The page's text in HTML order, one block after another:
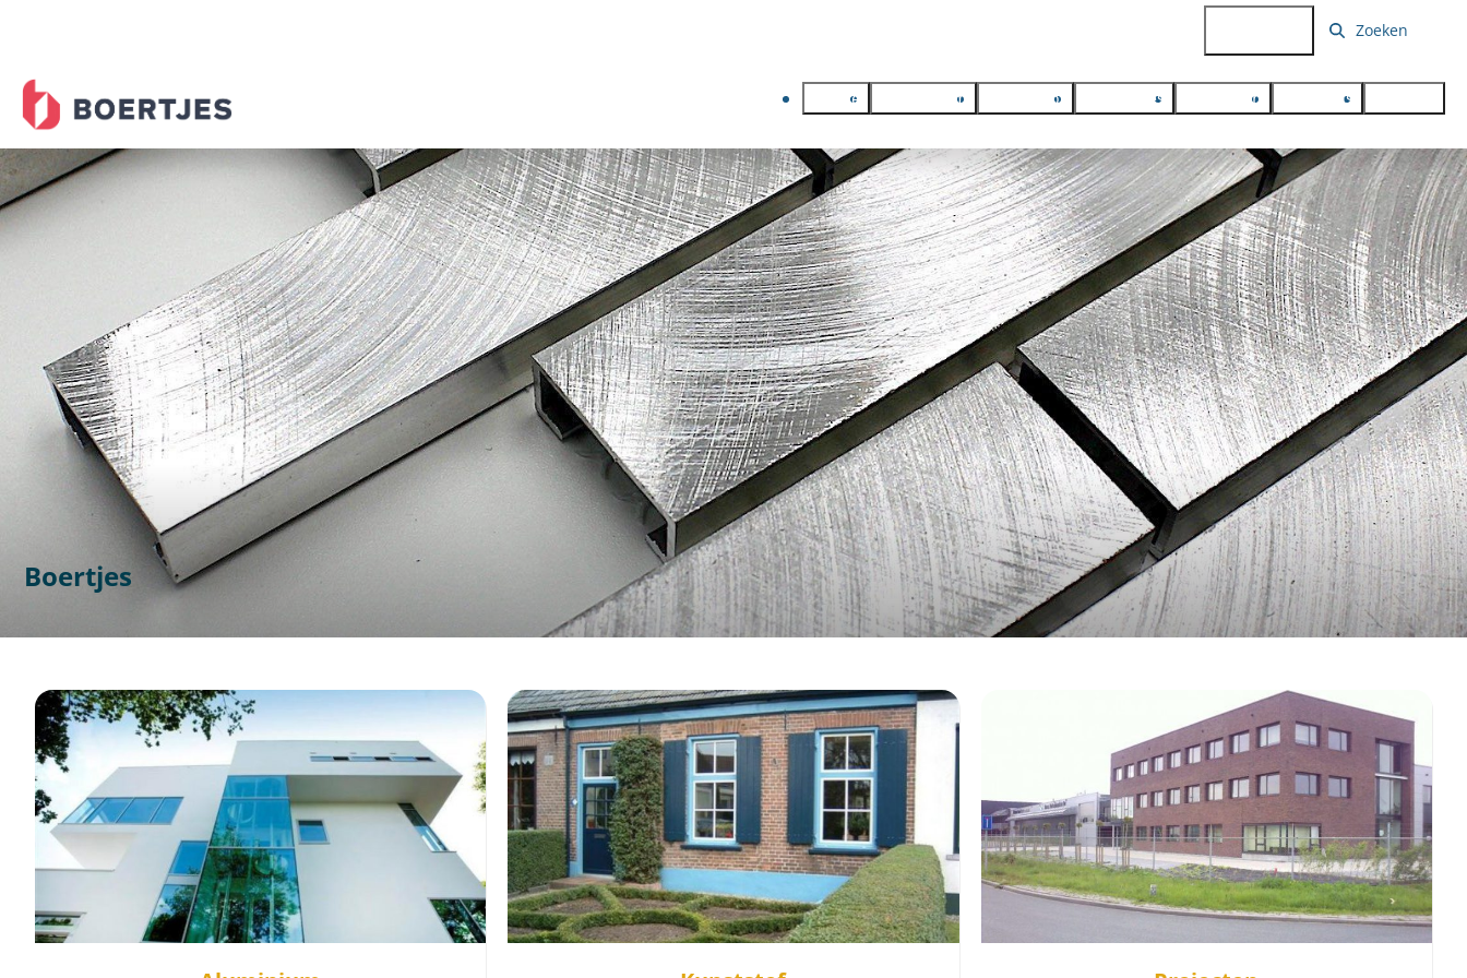
Home Aluminium Kunststof Vacatures Projecten Over ons
Boertjes